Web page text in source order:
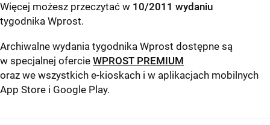
Więcej możesz przeczytać w 10/2011 wydaniu
tygodnika Wprost.
Archiwalne wydania tygodnika Wprost dostępne są
w specjalnej ofercie WPROST PREMIUM
oraz we wszystkich e-kioskach i w aplikacjach mobilnych
App Store i Google Play.